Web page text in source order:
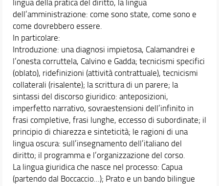
lingua della pratica del diritto, la lingua
dell’amministrazione: come sono state, come sono e
come dovrebbero essere.
In particolare:
Introduzione: una diagnosi impietosa, Calamandrei e
l’onesta corruttela, Calvino e Gadda; tecnicismi specifici
(oblato), ridefinizioni (attività contrattuale), tecnicismi
collaterali (risalente); la scrittura di un parere; la
sintassi del discorso giuridico: anteposizioni,
imperfetto narrativo, sovraestensioni dell’infinito in
frasi completive, frasi lunghe, eccesso di subordinate; il
principio di chiarezza e sinteticità; le ragioni di una
lingua oscura: sull’insegnamento dell’italiano del
diritto; il programma e l’organizzazione del corso.
La lingua giuridica che nasce nel processo: Capua
(partendo dal Boccaccio...); Prato e un bando bilingue